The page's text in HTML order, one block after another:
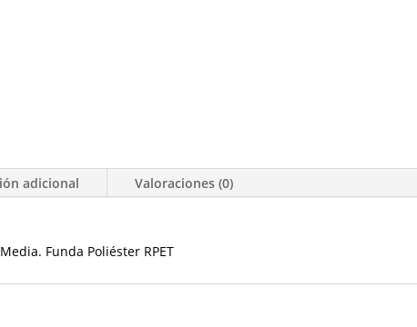
adicional Valoraciones (0)
Funda Poliéster RPET